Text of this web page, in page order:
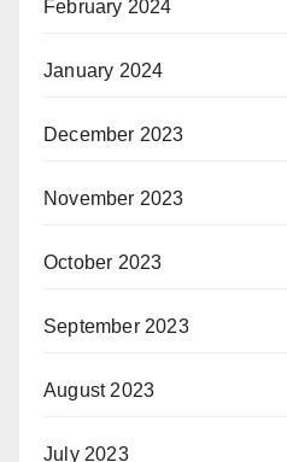
February 2024
January 2024
December 2023
November 2023
October 2023
September 2023
August 2023
July 2023